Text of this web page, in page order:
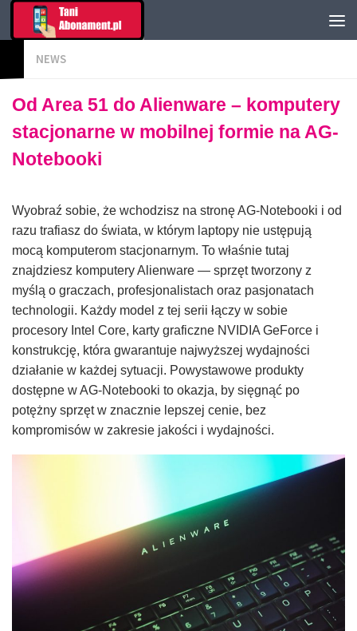
NEWS
Od Area 51 do Alienware – komputery
stacjonarne w mobilnej formie na AG-
Notebooki
Wyobraź sobie, że wchodzisz na stronę AG-Notebooki i od
razu trafiasz do świata, w którym laptopy nie ustępują
mocą komputerom stacjonarnym. To właśnie tutaj
znajdziesz komputery Alienware — sprzęt tworzony z
myślą o graczach, profesjonalistach oraz pasjonatach
technologii. Każdy model z tej serii łączy w sobie
procesory Intel Core, karty graficzne NVIDIA GeForce i
konstrukcję, która gwarantuje najwyższej wydajności
działanie w każdej sytuacji. Powystawowe produkty
dostępne w AG-Notebooki to okazja, by sięgnąć po
potężny sprzęt w znacznie lepszej cenie, bez
kompromisów w zakresie jakości i wydajności.